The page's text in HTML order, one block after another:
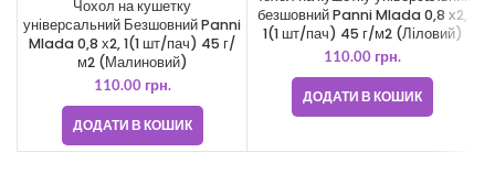
Чохол на кушетку
універсальний Безшовний Panni
Mlada 0,8 х2, 1(1 шт/пач) 45 г/
м2 (Малиновий)
110.00 грн.
ДОДАТИ В КОШИК
безшовний Panni Mlada 0,8 х2,
1(1 шт/пач) 45 г/м2 (Ліловий)
110.00 грн.
ДОДАТИ В КОШИК